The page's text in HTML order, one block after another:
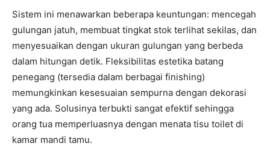
Sistem ini menawarkan beberapa keuntungan: mencegah
gulungan jatuh, membuat tingkat stok terlihat sekilas, dan
menyesuaikan dengan ukuran gulungan yang berbeda
dalam hitungan detik. Fleksibilitas estetika batang
penegang (tersedia dalam berbagai finishing)
memungkinkan kesesuaian sempurna dengan dekorasi
yang ada. Solusinya terbukti sangat efektif sehingga
orang tua memperluasnya dengan menata tisu toilet di
kamar mandi tamu.